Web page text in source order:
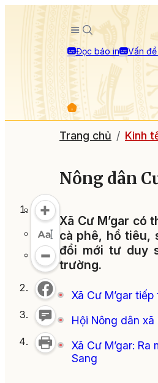
Đọc báo in Vấn
Trang chủ Kinh
Nông dân
Xã Cư M’gar có
cà phê, hồ tiêu,
đổi mới tư duy
trường.
Xã Cư M’gar
Hội Nông dân
Xã Cư M’gar:
Sang